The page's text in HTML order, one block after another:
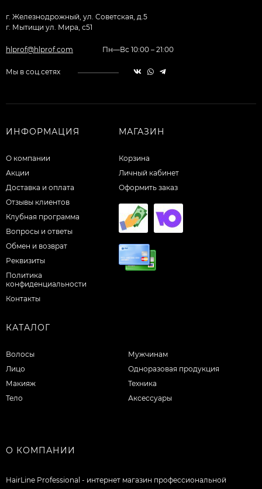
г. Железнодрожный, ул. Советская, д.5
г. Мытищи ул. Мира, с51
hlprof@hlprof.com Пн—Вс 10:00 – 21:00
Мы в соц.сетях
ИНФОРМАЦИЯ
О компании
Акции
Доставка и оплата
Отзывы клиентов
Клубная программа
Вопросы и ответы
Обмен и возврат
Реквизиты
Политика
конфиденциальности
Контакты
МАГАЗИН
Корзина
Личный кабинет
Оформить заказ
КАТАЛОГ
Волосы
Лицо
Макияж
Тело
Мужчинам
Одноразовая продукция
Техника
Аксессуары
О КОМПАНИИ
HairLine Professional - интернет магазин профессиональной